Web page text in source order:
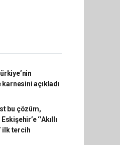
açıkladı
bu çözüm,
‘’Akıllı
ilk tercih